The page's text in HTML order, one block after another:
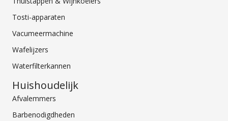
Tosti-apparaten
Vacumeermachine
Wafelijzers
Waterfilterkannen
Huishoudelijk
Afvalemmers
Barbenodigdheden